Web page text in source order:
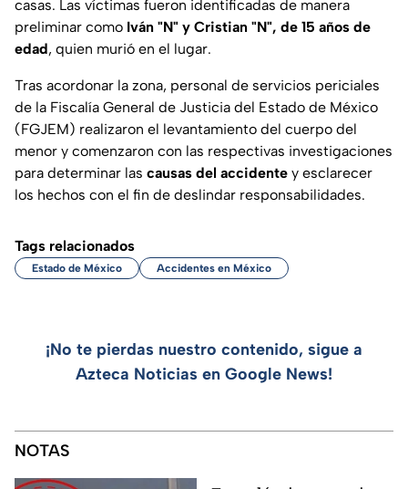
casas. Las víctimas fueron identificadas de manera
preliminar como Iván "N" y Cristian "N", de 15 años de
edad, quien murió en el lugar.
Tras acordonar la zona, personal de servicios periciales
de la Fiscalía General de Justicia del Estado de México
(FGJEM) realizaron el levantamiento del cuerpo del
menor y comenzaron con las respectivas investigaciones
para determinar las causas del accidente y esclarecer
los hechos con el fin de deslindar responsabilidades.
Tags relacionados
Estado de México Accidentes en México
¡No te pierdas nuestro contenido, sigue a
Azteca Noticias en Google News!
NOTAS